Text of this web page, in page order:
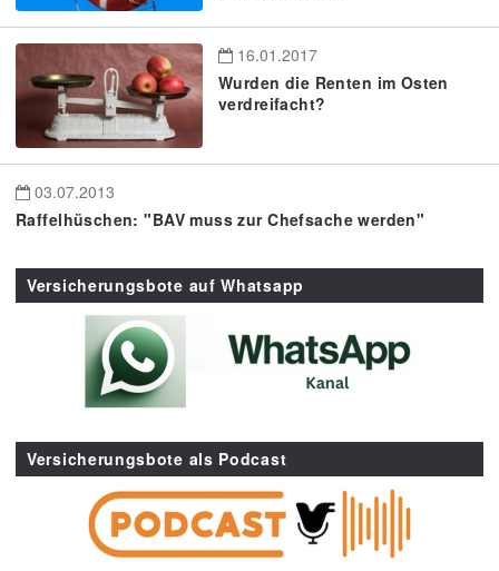
16.01.2017
Wurden die Renten im Osten
verdreifacht?
03.07.2013
Raffelhüschen: "BAV muss zur Chefsache werden"
Versicherungsbote auf Whatsapp
Versicherungsbote als Podcast